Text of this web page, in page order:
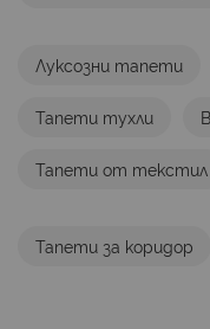
Луксозни тапети
Тапети тухли
Тапети от текстил
Тапети за коридор